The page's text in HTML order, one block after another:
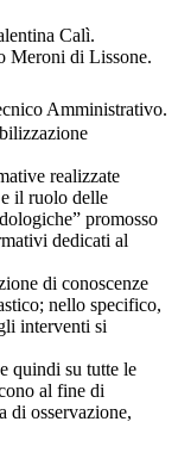
Calì.
Meroni di Lissone.
Amministrativo.
realizzate
il ruolo delle
promosso
dedicati al
di conoscenze
nello specifico,
interventi si
quindi su tutte le
al fine di
di osservazione,